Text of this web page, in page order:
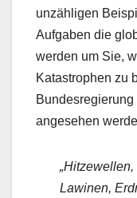
unzähligen
Aufgaben die
werden um Sie,
Katastrophen zu
angesehen
Lawinen,